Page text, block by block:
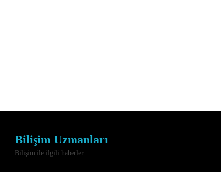
Bilişim Uzmanları
Bilişim ile ilgili haberler